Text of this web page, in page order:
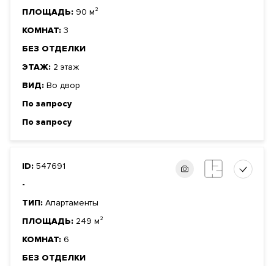
ПЛОЩАДЬ: 90 м²
КОМНАТ: 3
БЕЗ ОТДЕЛКИ
ЭТАЖ: 2 этаж
ВИД: Во двор
По запросу
По запросу
ID: 547691
-
ТИП: Апартаменты
ПЛОЩАДЬ: 249 м²
КОМНАТ: 6
БЕЗ ОТДЕЛКИ